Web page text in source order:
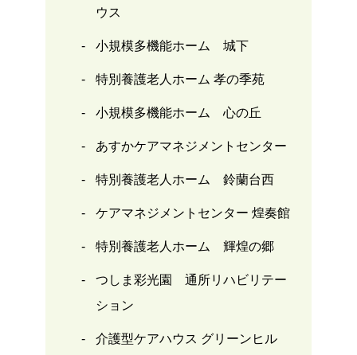
ウス
小規模多機能ホーム 城下
特別養護老人ホーム 孝の季苑
小規模多機能ホーム 心の丘
あすかケアマネジメントセンター
特別養護老人ホーム 鈴蘭台西
ケアマネジメントセンター 煌奏館
特別養護老人ホーム 輝煌の郷
つしま彩光園 通所リハビリテー
ション
介護型ケアハウス グリーンヒル